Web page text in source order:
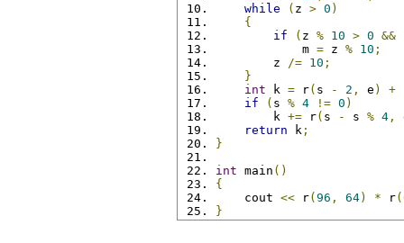
while
( z > 0 )
{
if
( z % 10 > 0 &&
            m
= z % 10 ;
        z
/= 10 ;
}
int k = r( s - 2 , e ) +
if
( s % 4 != 0 )
        k
+= r( s - s % 4 ,
return k ;
}
int main ()
{
    cout
<< r( 96 , 64) * r(
}